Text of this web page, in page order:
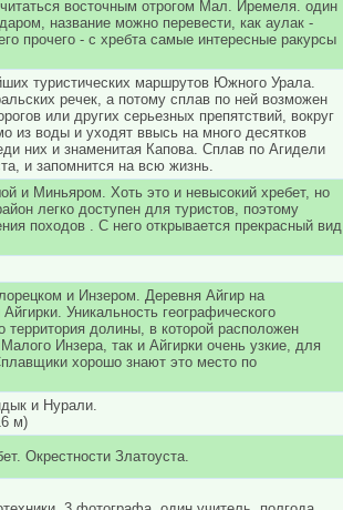
восточным отрогом Мал. Иремеля. один
название можно перевести, как аулак -
прочего - с хребта самые интересные ракурсы
туристических маршрутов Южного Урала.
речек, а потому сплав по ней возможен
или других серьезных препятствий, вокруг
из воды и уходят ввысь на много десятков
них и знаменитая Капова. Сплав по Агидели
и запомнится на всю жизнь.
и Миньяром. Хоть это и невысокий хребет, но
легко доступен для туристов, поэтому
походов . С него открывается прекрасный вид
и Инзером. Деревня Айгир на
Уникальность географического
территория долины, в которой расположен
Инзера, так и Айгирки очень узкие, для
хорошо знают это место по
и Нурали.
м)
Окрестности Златоуста.